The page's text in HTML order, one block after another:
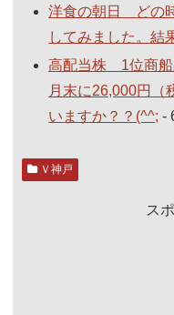
洋食の朝日 どの
してみました。結
高配当株 1位商
月末に26,000円（
いますか？？(^^; -
Ｖ神戸
ス